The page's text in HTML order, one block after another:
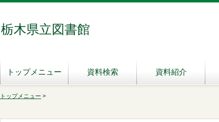
栃木県立図書館
トップメニュー 資料検索 資料紹介
トップメニュー >